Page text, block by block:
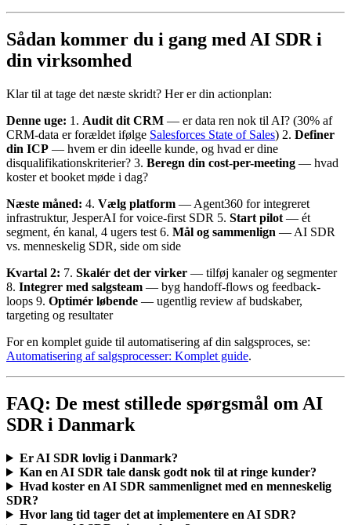
Sådan kommer du i gang med AI SDR i
din virksomhed
Klar til at tage det næste skridt? Her er din actionplan:
Denne uge: 1. Audit dit CRM — er data ren nok til AI? (30% af
CRM-data er forældet ifølge Salesforces State of Sales) 2. Definer
din ICP — hvem er din ideelle kunde, og hvad er dine
disqualifikationskriterier? 3. Beregn din cost-per-meeting — hvad
koster et booket møde i dag?
Næste måned: 4. Vælg platform — Agent360 for integreret
infrastruktur, JesperAI for voice-first SDR 5. Start pilot — ét
segment, én kanal, 4 ugers test 6. Mål og sammenlign — AI SDR
vs. menneskelig SDR, side om side
Kvartal 2: 7. Skalér det der virker — tilføj kanaler og segmenter
8. Integrer med salgsteam — byg handoff-flows og feedback-
loops 9. Optimér løbende — ugentlig review af budskaber,
targeting og resultater
For en komplet guide til automatisering af din salgsproces, se:
Automatisering af salgsprocesser: Komplet guide.
FAQ: De mest stillede spørgsmål om AI
SDR i Danmark
Er AI SDR lovlig i Danmark?
Kan en AI SDR tale dansk godt nok til at ringe kunder?
Hvad koster en AI SDR sammenlignet med en menneskelig
SDR?
Hvor lang tid tager det at implementere en AI SDR?